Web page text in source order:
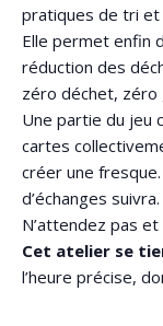
pratiques de tri
Elle permet enfin
réduction des
zéro déchet, zéro
Une partie du jeu
cartes
créer une
d’échanges suivra.
N’attendez pas
Cet atelier se
l’heure précise,